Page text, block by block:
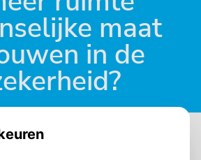
maat
in de